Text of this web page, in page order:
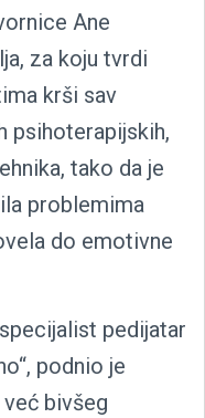
Ane
za koju tvrdi
krši sav
psihoterapijskih,
tako da je
problemima
do emotivne
pedijatar
podnio je
bivšeg